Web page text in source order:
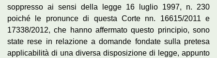
soppresso ai sensi della legge 16 luglio 1997, n. 230
poiché le pronunce di questa Corte nn. 16615/2011 e
17338/2012, che hanno affermato questo principio, sono
state rese in relazione a domande fondate sulla pretesa
applicabilità di una diversa disposizione di legge, appunto